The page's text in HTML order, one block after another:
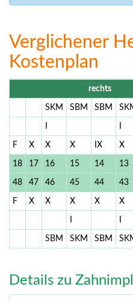
Verglichener
Kostenplan
rechts
SKM SBM SBM
F X X X IX X
18 17 16 15 14 13
48 47 46 45 44 43
F X X X X X
SBM SKM SBM
Details zu